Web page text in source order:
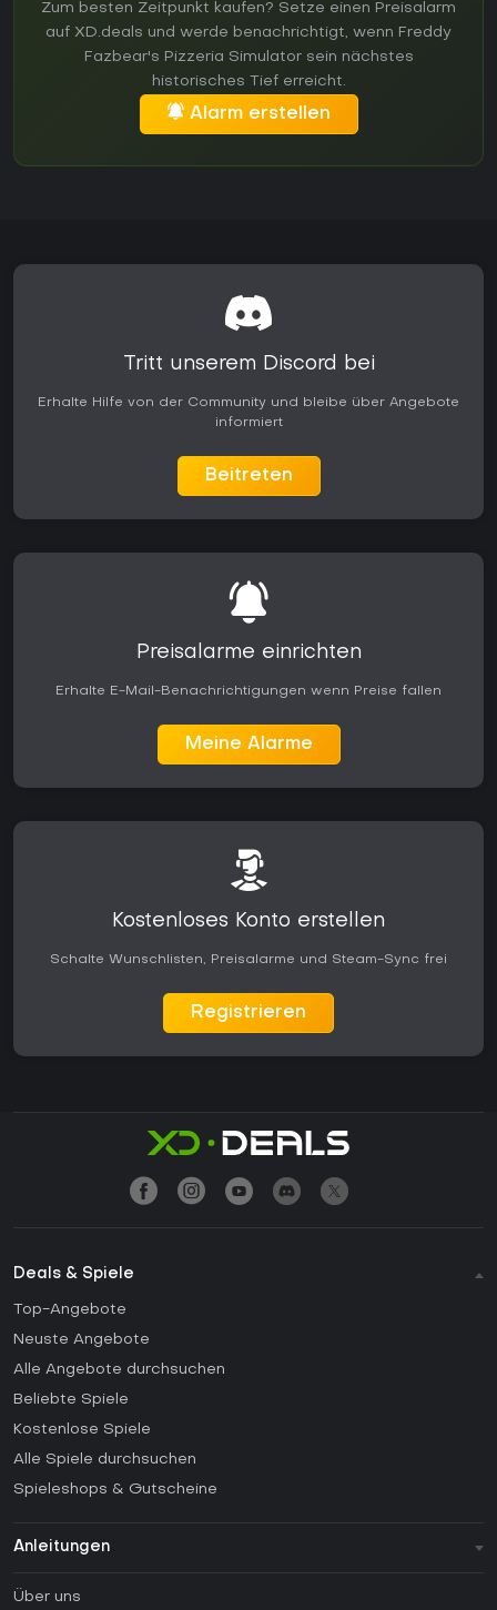
Zum besten Zeitpunkt kaufen? Setze einen Preisalarm
auf XD.deals und werde benachrichtigt, wenn Freddy
Fazbear's Pizzeria Simulator sein nächstes
historisches Tief erreicht.
Alarm erstellen
Tritt unserem Discord bei
Erhalte Hilfe von der Community und bleibe über Angebote
informiert
Beitreten
Preisalarme einrichten
Erhalte E-Mail-Benachrichtigungen wenn Preise fallen
Meine Alarme
Kostenloses Konto erstellen
Schalte Wunschlisten, Preisalarme und Steam-Sync frei
Registrieren
Deals & Spiele
Top-Angebote
Neuste Angebote
Alle Angebote durchsuchen
Beliebte Spiele
Kostenlose Spiele
Alle Spiele durchsuchen
Spieleshops & Gutscheine
Anleitungen
Über uns